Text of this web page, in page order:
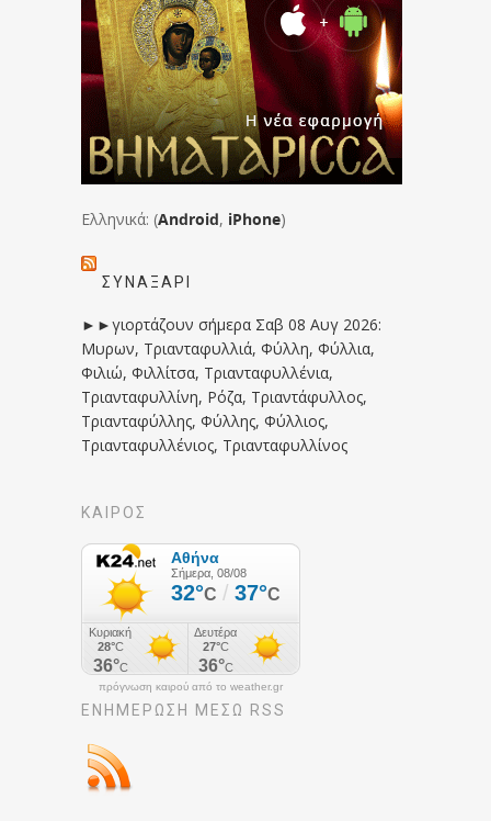
Ελληνικά: (Android, iPhone)
ΣΥΝΑΞΆΡΙ
►►γιορτάζουν σήμερα Σαβ 08 Αυγ 2026:
Μυρων, Τριανταφυλλιά, Φύλλη, Φύλλια,
Φιλιώ, Φιλλίτσα, Τριανταφυλλένια,
Τριανταφυλλίνη, Ρόζα, Τριαντάφυλλος,
Τριανταφύλλης, Φύλλης, Φύλλιος,
Τριανταφυλλένιος, Τριανταφυλλίνος
ΚΑΙΡΟΣ
πρόγνωση καιρού από το weather.gr
ΕΝΗΜΈΡΩΣΉ ΜΕΣΩ RSS